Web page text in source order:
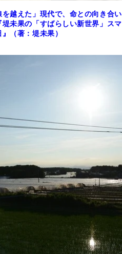
越えた」現代で、命との向き合い
未果の「すばらしい新世界」スマ
（著：堤未果）